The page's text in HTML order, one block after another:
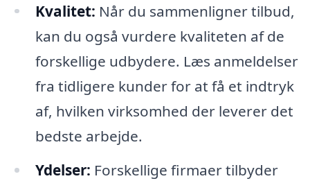
Kvalitet: Når du sammenligner tilbud,
kan du også vurdere kvaliteten af de
forskellige udbydere. Læs anmeldelser
fra tidligere kunder for at få et indtryk
af, hvilken virksomhed der leverer det
bedste arbejde.
Ydelser: Forskellige firmaer tilbyder